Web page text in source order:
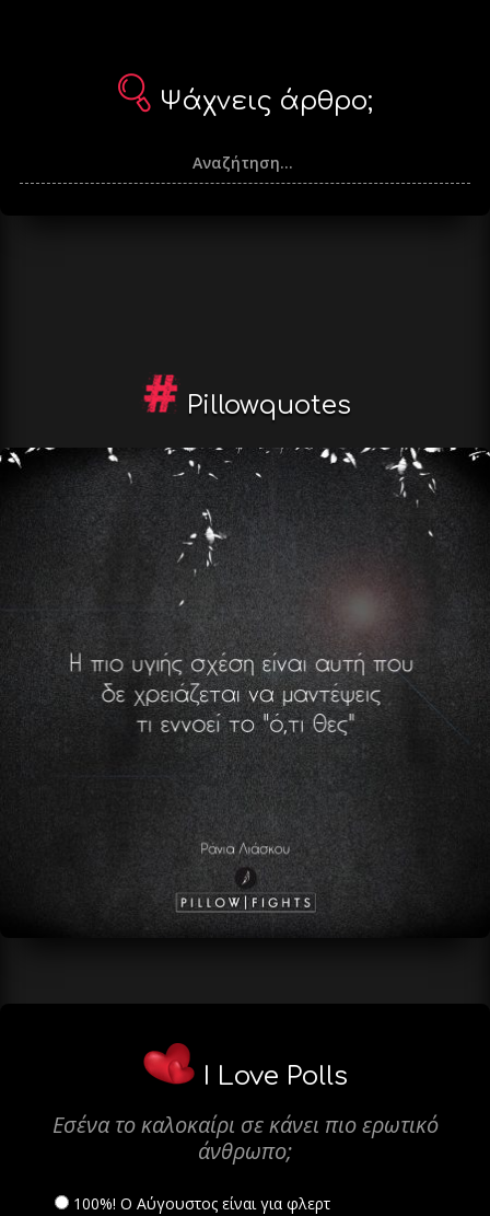
Ψάχνεις άρθρο;
Pillowquotes
I Love Polls
Εσένα το καλοκαίρι σε κάνει πιο ερωτικό
άνθρωπο;
100%! Ο Αύγουστος είναι για φλερτ